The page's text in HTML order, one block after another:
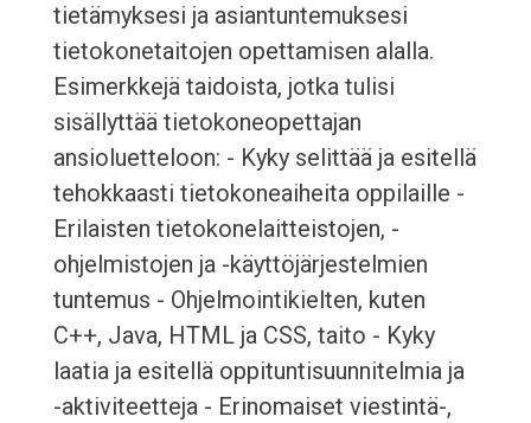
tietämyksesi ja asiantuntemuksesi
tietokonetaitojen opettamisen alalla.
Esimerkkejä taidoista, jotka tulisi
sisällyttää tietokoneopettajan
ansioluetteloon: - Kyky selittää ja esitellä
tehokkaasti tietokoneaiheita oppilaille -
Erilaisten tietokonelaitteistojen, -
ohjelmistojen ja -käyttöjärjestelmien
tuntemus - Ohjelmointikielten, kuten
C++, Java, HTML ja CSS, taito - Kyky
laatia ja esitellä oppituntisuunnitelmia ja
-aktiviteetteja - Erinomaiset viestintä-,